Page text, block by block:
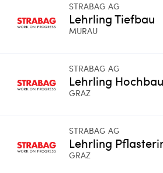
STRABAG AG
Lehrling Tiefbau
MURAU
STRABAG AG
Lehrling Hochbau
GRAZ
STRABAG AG
Lehrling
GRAZ